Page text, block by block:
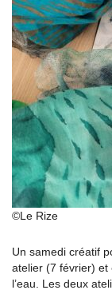
©Le Rize
Un samedi créatif
atelier (7 février) et
l’eau. Les deux